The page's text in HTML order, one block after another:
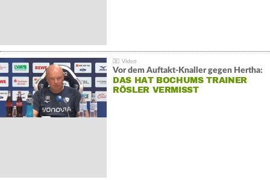
Vor dem Auftakt-Knaller gegen Hertha:
DAS HAT BOCHUMS TRAINER
RÖSLER VERMISST